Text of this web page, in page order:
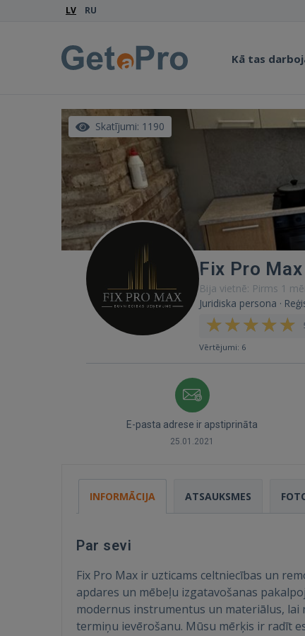
LV RU
Kā tas
Skatījumi: 1190
Fix Pro Max
Bija vietnē: Pirms 1
Juridiska persona ·
Vērtējumi: 6
E-pasta adrese ir apstiprināta
25.01.2021
INFORMĀCIJA ATSAUKSMES
Par sevi
Fix Pro Max ir uzticams celtniecības un
apdares un mēbeļu izgatavošanas
modernus instrumentus un materiālus,
termiņu ievērošanu. Mūsu mērķis ir radīt